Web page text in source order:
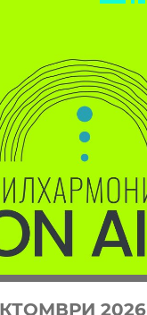
2026